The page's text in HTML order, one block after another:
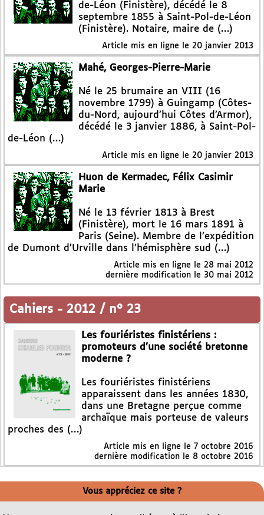
de-Léon (Finistère), décédé le 8
septembre 1855 à Saint-Pol-de-Léon
(Finistère). Notaire, maire de (…)
Article mis en ligne le 20 janvier 2013
Mahé, Georges-Pierre-Marie
Né le 25 brumaire an VIII (16
novembre 1799) à Guingamp (Côtes-
du-Nord, aujourd’hui Côtes d’Armor),
décédé le 3 janvier 1886, à Saint-Pol-
de-Léon (…)
Article mis en ligne le 20 janvier 2013
Huon de Kermadec, Félix Casimir
Marie
Né le 13 février 1813 à Brest
(Finistère), mort le 16 mars 1891 à
Paris (Seine). Membre de l’expédition
de Dumont d’Urville dans l’hémisphère sud (…)
Article mis en ligne le 28 mai 2012
dernière modification le 30 mai 2012
Cahiers - 2012 / n° 23
Les fouriéristes finistériens :
promoteurs d’une société bretonne
moderne ?
Les fouriéristes finistériens
apparaissent dans les années 1830,
dans une Bretagne perçue comme
archaïque mais porteuse de valeurs
proches des (…)
Article mis en ligne le 7 octobre 2016
dernière modification le 8 octobre 2016
Vous appréciez ce site ?